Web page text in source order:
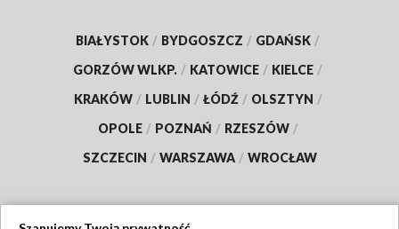
BIAŁYSTOK / BYDGOSZCZ / GDAŃSK /
GORZÓW WLKP. / KATOWICE / KIELCE /
KRAKÓW / LUBLIN / ŁÓDŹ / OLSZTYN /
OPOLE / POZNAŃ / RZESZÓW /
SZCZECIN / WARSZAWA / WROCŁAW